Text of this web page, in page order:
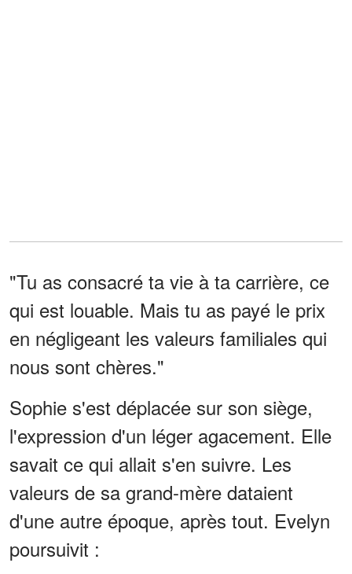
"Tu as consacré ta vie à ta carrière, ce
qui est louable. Mais tu as payé le prix
en négligeant les valeurs familiales qui
nous sont chères."
Sophie s'est déplacée sur son siège,
l'expression d'un léger agacement. Elle
savait ce qui allait s'en suivre. Les
valeurs de sa grand-mère dataient
d'une autre époque, après tout. Evelyn
poursuivit :